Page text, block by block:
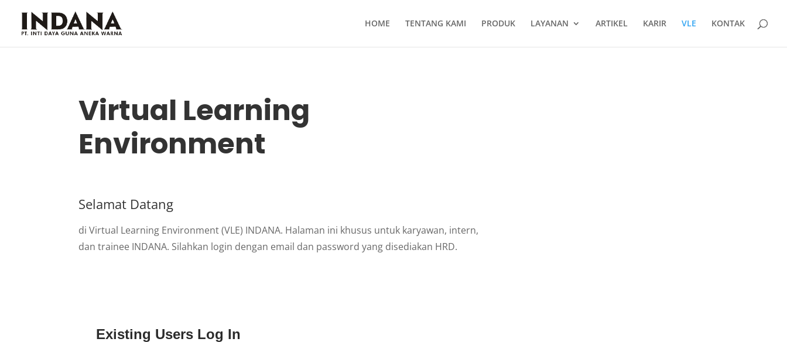
HOME TENTANG KAMI PRODUK LAYANAN ARTIKEL KARIR VLE KONTAK
Virtual Learning
Environment
Selamat Datang
di Virtual Learning Environment (VLE) INDANA. Halaman ini khusus untuk karyawan, intern,
dan trainee INDANA. Silahkan login dengan email dan password yang disediakan HRD.
Existing Users Log In